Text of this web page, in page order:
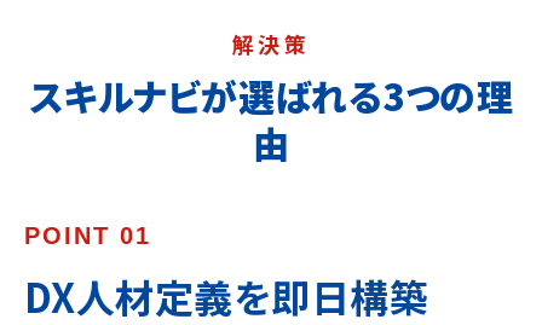
解決策
スキルナビが選ばれる3つの理
由
POINT 01
DX人材定義を即日構築